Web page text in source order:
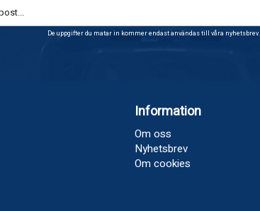
De uppgifter du matar in kommer endast användas till våra nyhetsbrev.
Information
Om oss
Nyhetsbrev
Om cookies